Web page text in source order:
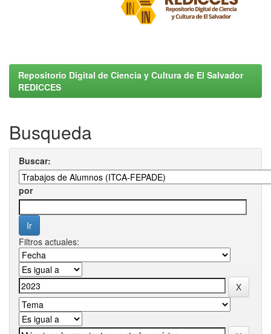
Repositorio Digital de Ciencia y Cultura de El Salvador
REDICCES
Busqueda
Buscar:
por
Filtros actuales: